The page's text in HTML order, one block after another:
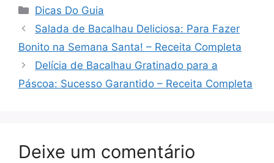
Categorias
Dicas Do Guia
Salada de Bacalhau Deliciosa: Para Fazer
Bonito na Semana Santa! – Receita Completa
Delícia de Bacalhau Gratinado para a
Páscoa: Sucesso Garantido – Receita Completa
Deixe um comentário